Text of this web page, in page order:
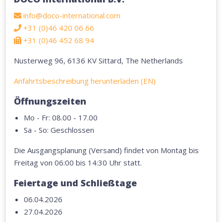
info@doco-international.com
+31 (0)46 420 06 66
+31 (0)46 452 68 94
Nusterweg 96, 6136 KV Sittard, The Netherlands
Anfahrtsbeschreibung herunterladen (EN)
Öffnungszeiten
Mo - Fr: 08.00 - 17.00
Sa - So: Geschlossen
Die Ausgangsplanung (Versand) findet von Montag bis
Freitag von 06:00 bis 14:30 Uhr statt.
Feiertage und Schließtage
06.04.2026
27.04.2026